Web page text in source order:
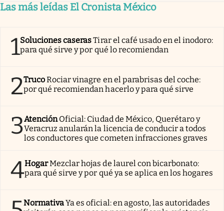
Las más leídas El Cronista México
1Soluciones caserasTirar el café usado en el inodoro:
para qué sirve y por qué lo recomiendan
2TrucoRociar vinagre en el parabrisas del coche:
por qué recomiendan hacerlo y para qué sirve
3AtenciónOficial: Ciudad de México, Querétaro y
Veracruz anularán la licencia de conducir a todos
los conductores que cometen infracciones graves
4HogarMezclar hojas de laurel con bicarbonato:
para qué sirve y por qué ya se aplica en los hogares
NormativaYa es oficial: en agosto, las autoridades